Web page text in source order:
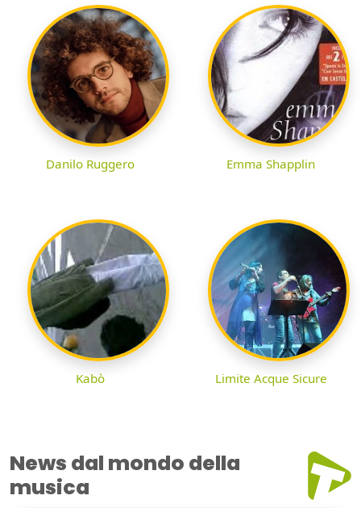
Danilo Ruggero Emma Shapplin
Kabò Limite Acque Sicure
News dal mondo della
musica